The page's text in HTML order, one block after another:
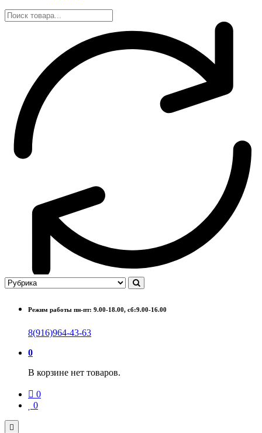
Режим работы пн-пт: 9.00-18.00, сб:9.00-16.00
8(916)964-43-63
0
В корзине нет товаров.
0
0